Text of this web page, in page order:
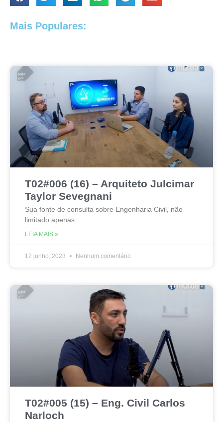
Mais Populares:
T02#006 (16) – Arquiteto Julcimar
Taylor Sevegnani
Sua fonte de consulta sobre Engenharia Civil, não
limitado apenas
LEIA MAIS »
12 junho, 2023 Nenhum comentário
T02#005 (15) – Eng. Civil Carlos
Narloch